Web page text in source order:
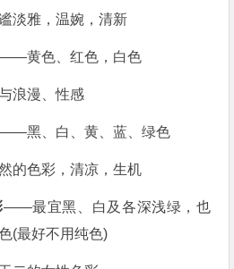
淡雅，温婉，清新
黄色、红色，白色
浪漫、性感
黑、白、黄、蓝、绿色
的色彩，清凉，生机
——最宜黑、白及各深浅绿，也
(最好不用纯色)